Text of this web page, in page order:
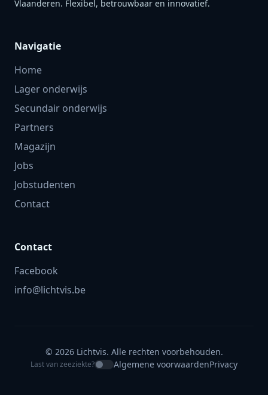
Vlaanderen. Flexibel, betrouwbaar en innovatief.
Navigatie
Home
Lager onderwijs
Secundair onderwijs
Partners
Magazijn
Jobs
Jobstudenten
Contact
Contact
Facebook
info@lichtvis.be
© 2026 Lichtvis. Alle rechten voorbehouden.
Last van zeeziekte? Algemene voorwaardenPrivacy